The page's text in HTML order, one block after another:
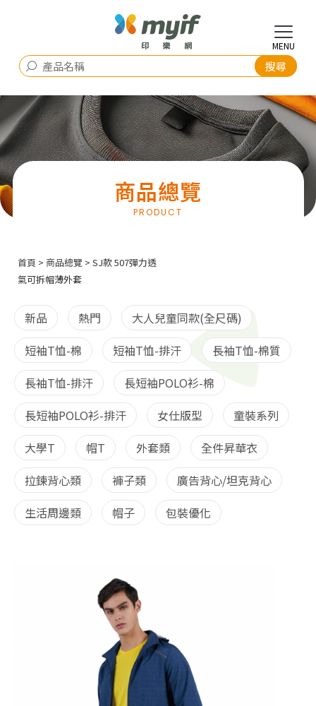
商品總覽
首頁 > 商品總覽 > SJ款 507彈力透
氣可拆帽薄外套
新品 熱門
大人兒童同款(全尺碼)
短袖T恤-棉
短袖T恤-排汗
長袖T恤-棉質
長袖T恤-排汗
長短袖POLO衫-棉
長短袖POLO衫-排汗
女仕版型
童裝系列
大學T
帽T 外套類
全件昇華衣
拉鍊背心類
褲子類
廣告背心/坦克背心
生活周邊類
帽子 包裝優化